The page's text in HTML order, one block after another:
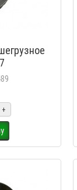
CBY-III
PU
грн
+